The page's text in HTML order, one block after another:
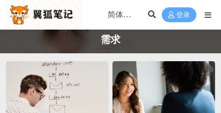
登录
需求